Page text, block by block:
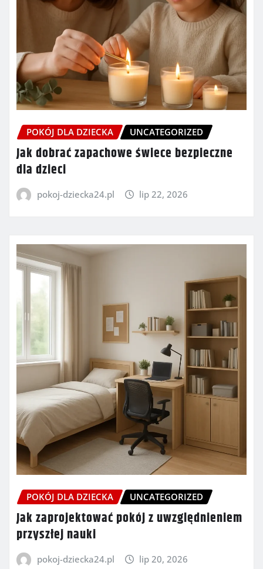
POKÓJ DLA DZIECKA UNCATEGORIZED
Jak dobrać zapachowe świece bezpieczne
dla dzieci
pokoj-dziecka24.pl lip 22, 2026
POKÓJ DLA DZIECKA UNCATEGORIZED
Jak zaprojektować pokój z uwzględnieniem
przyszłej nauki
pokoj-dziecka24.pl lip 20, 2026